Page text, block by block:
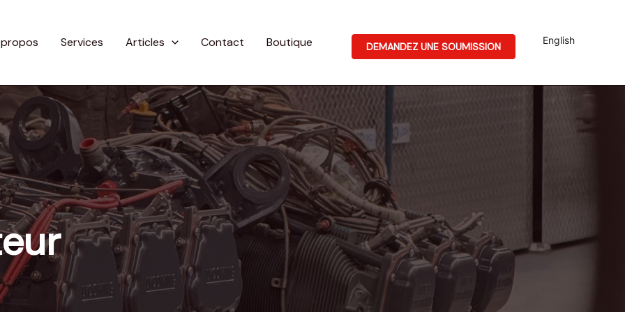
Services Articles Contact Boutique DEMANDEZ UNE SOUMISSION
English